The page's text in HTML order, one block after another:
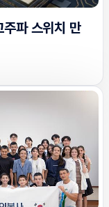
파 스위치 만